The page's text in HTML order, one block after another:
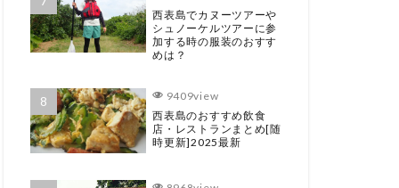
西表島でカヌーツアーや
シュノーケルツアーに参
加する時の服装のおすす
めは？
9409view
西表島のおすすめ飲食
店・レストランまとめ[随
時更新]2025最新